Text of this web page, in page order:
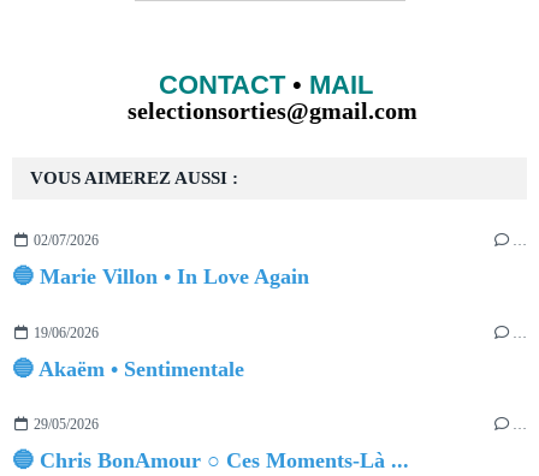
VOUS AIMEREZ AUSSI :
02/07/2026 …
🔵 Marie Villon • In Love Again
19/06/2026
🔵 Akaëm • Sentimentale
29/05/2026 …
🔵 Chris BonAmour ○ Ces Moments-Là ...
CONTACT• MAIL
selectionsorties@gmail.com